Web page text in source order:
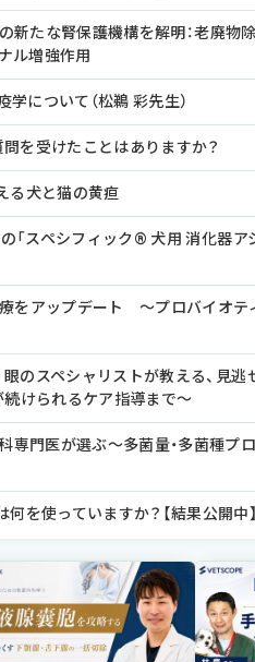
新たな腎保護機構を解明：老廃物
ル増強作用
について（松鵜 彩先生）
を受けたことはありますか？
る犬と猫の黄疸
「スペシフィック® 犬用 消化器ア
療をアップデート ～プロバイオ
眼のスペシャリストが教える、見
続けられるケア指導まで～
科専門医が選ぶ～多菌量・多菌種プ
を使っていますか？【結果公開中】